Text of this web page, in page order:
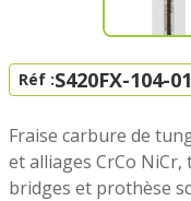
Réf :S420FX-104-
Fraise carbure de
et alliages CrCo NiCr,
bridges et prothèse